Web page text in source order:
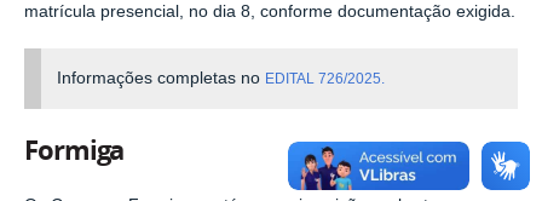
matrícula presencial, no dia 8, conforme documentação exigida.
Informações completas no EDITAL 726/2025.
Formiga